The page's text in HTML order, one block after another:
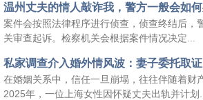
温州丈夫的情人敲诈我，警方一般会如
案件会按照法律程序进行侦查，侦查终结后，
关审查起诉。检察机关会根据案件情况决定...
在婚姻关系中，信任一旦崩塌，往往伴随着财
2025年，一位上海女性因怀疑丈夫出轨并计划...